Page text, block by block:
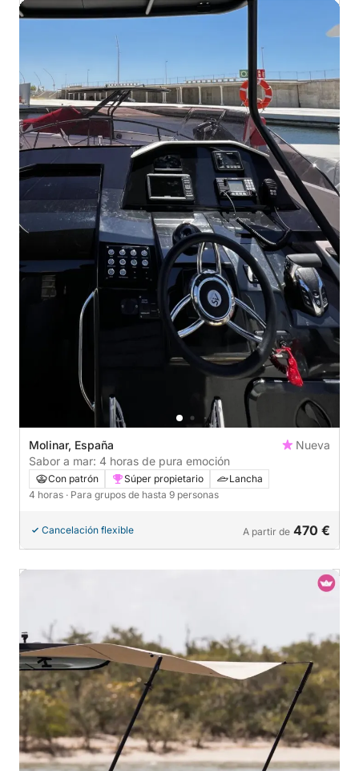
Molinar, España
Nueva
Sabor a mar: 4 horas de pura emoción
Con patrón Súper propietario
Lancha
4 horas · Para grupos de hasta 9 personas
Cancelación flexible A partir de 470 €